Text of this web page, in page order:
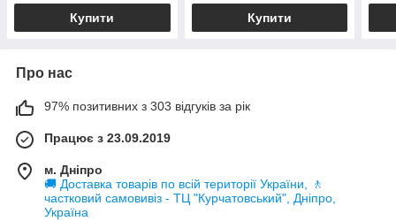
Купити Купити
Про нас
97% позитивних з 303 відгуків за рік
Працює з 23.09.2019
м. Дніпро
🚚 Доставка товарів по всій території України, 🚶
частковий самовивіз - ТЦ "Курчатовський", Дніпро,
Україна